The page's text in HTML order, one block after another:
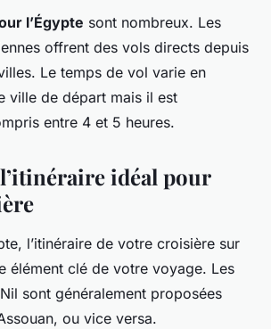
l’Égypte sont nombreux. Les
offrent des vols directs depuis
Le temps de vol varie en
ville de départ mais il est
entre 4 et 5 heures.
idéal pour
l’itinéraire de votre croisière sur
élément clé de votre voyage. Les
sont généralement proposées
ou vice versa.